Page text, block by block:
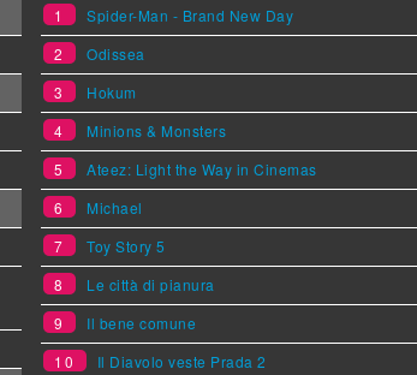
1
Spider-Man - Brand New Day
2
Odissea
3
Hokum
4
Minions & Monsters
5
Ateez: Light the Way in Cinemas
6
Michael
7
Toy Story 5
8
Le città di pianura
9
Il bene comune
10
Il Diavolo veste Prada 2